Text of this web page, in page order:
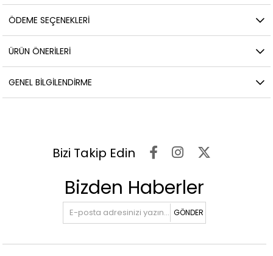
ÖDEME SEÇENEKLERI
ÜRÜN ÖNERILERI
GENEL BILGILENDIRME
Bizi Takip Edin
Bizden Haberler
GÖNDER